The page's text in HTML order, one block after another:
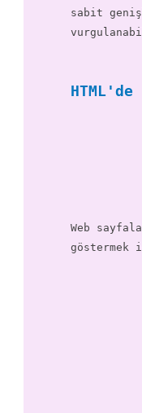
sabit
HTML'de
Web
göstermek